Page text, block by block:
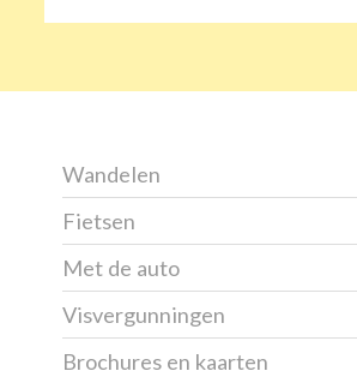
Wandelen
Fietsen
Met de auto
Visvergunningen
Brochures en kaarten